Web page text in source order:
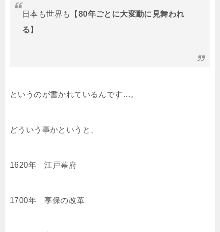
日本も世界も【 80年ごとに大変動に見舞われ
る 】
というのが書かれているんです…。
どういう事かというと、
1620年 江戸幕府
1700年 享保の改革